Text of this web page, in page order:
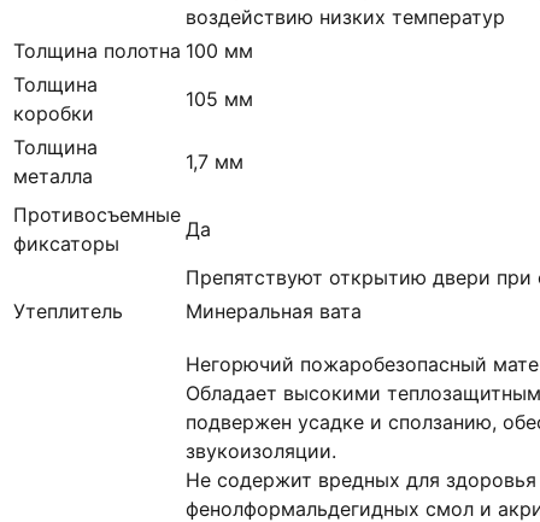
воздействию низких температур
Толщина полотна 100 мм
Толщина
коробки
105 мм
Толщина
металла
1,7 мм
Противосъемные
фиксаторы
Да
Препятствуют открытию двери при
Утеплитель
Минеральная вата
Негорючий пожаробезопасный
Обладает высокими
подвержен усадке и сползанию,
звукоизоляции.
Не содержит вредных для
фенолформальдегидных смол и